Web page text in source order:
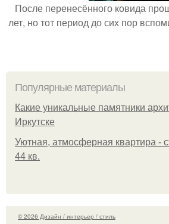
После перенесённого ковида
лет, но тот период до сих пор
Популярные материалы
Какие уникальные памятники
Иркутске
Уютная, атмосферная квартира -
44 кв.
© 2026 Дизайн / интерьер / стиль